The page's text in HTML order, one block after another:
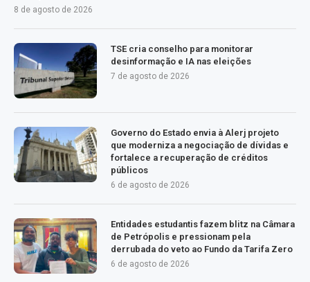
8 de agosto de 2026
TSE cria conselho para monitorar
desinformação e IA nas eleições
7 de agosto de 2026
Governo do Estado envia à Alerj projeto
que moderniza a negociação de dívidas e
fortalece a recuperação de créditos
públicos
6 de agosto de 2026
Entidades estudantis fazem blitz na Câmara
de Petrópolis e pressionam pela
derrubada do veto ao Fundo da Tarifa Zero
6 de agosto de 2026